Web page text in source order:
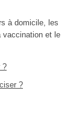
à domicile, les
vaccination et le
?
?